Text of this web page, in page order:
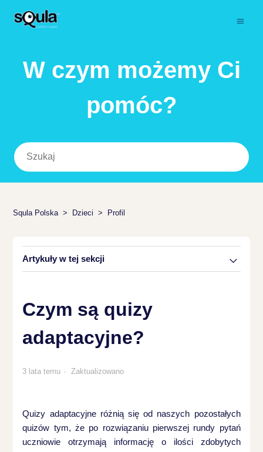
W czym możemy Ci
pomóc?
Squla Polska Dzieci Profil
Artykuły w tej sekcji
Czym są quizy
adaptacyjne?
3 lata temu Zaktualizowano
Quizy adaptacyjne różnią się od naszych pozostałych
quizów tym, że po rozwiązaniu pierwszej rundy pytań
uczniowie otrzymają informację o ilości zdobytych